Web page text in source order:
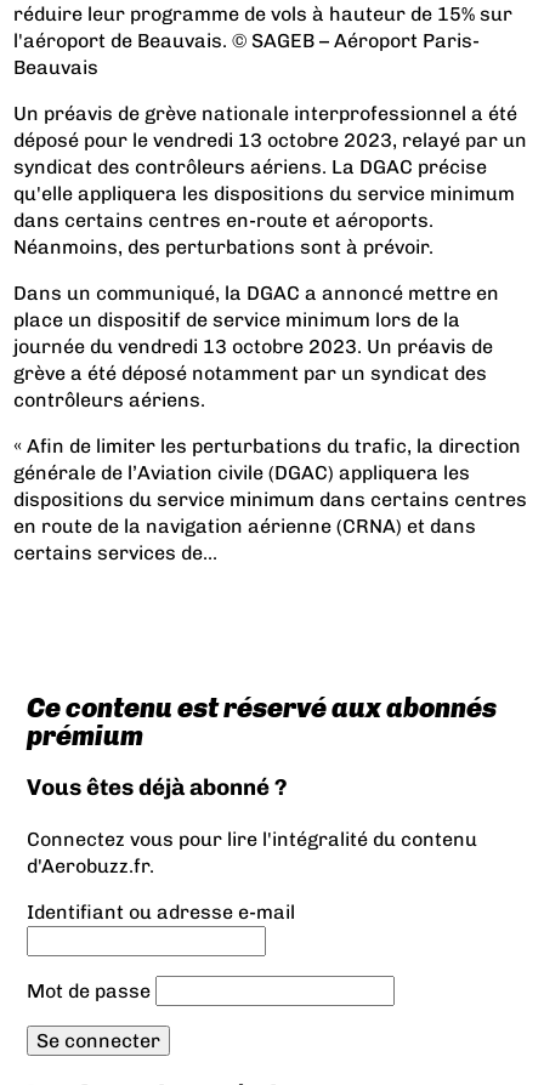
réduire leur programme de vols à hauteur de 15% sur
l'aéroport de Beauvais. © SAGEB – Aéroport Paris-
Beauvais
Un préavis de grève nationale interprofessionnel a été
déposé pour le vendredi 13 octobre 2023, relayé par un
syndicat des contrôleurs aériens. La DGAC précise
qu'elle appliquera les dispositions du service minimum
dans certains centres en-route et aéroports.
Néanmoins, des perturbations sont à prévoir.
Dans un communiqué, la DGAC a annoncé mettre en
place un dispositif de service minimum lors de la
journée du vendredi 13 octobre 2023. Un préavis de
grève a été déposé notamment par un syndicat des
contrôleurs aériens.
« Afin de limiter les perturbations du trafic, la direction
générale de l’Aviation civile (DGAC) appliquera les
dispositions du service minimum dans certains centres
en route de la navigation aérienne (CRNA) et dans
certains services de...
Ce contenu est réservé aux abonnés
prémium
Vous êtes déjà abonné ?
Connectez vous pour lire l'intégralité du contenu
d'Aerobuzz.fr.
Identifiant ou adresse e-mail
Mot de passe